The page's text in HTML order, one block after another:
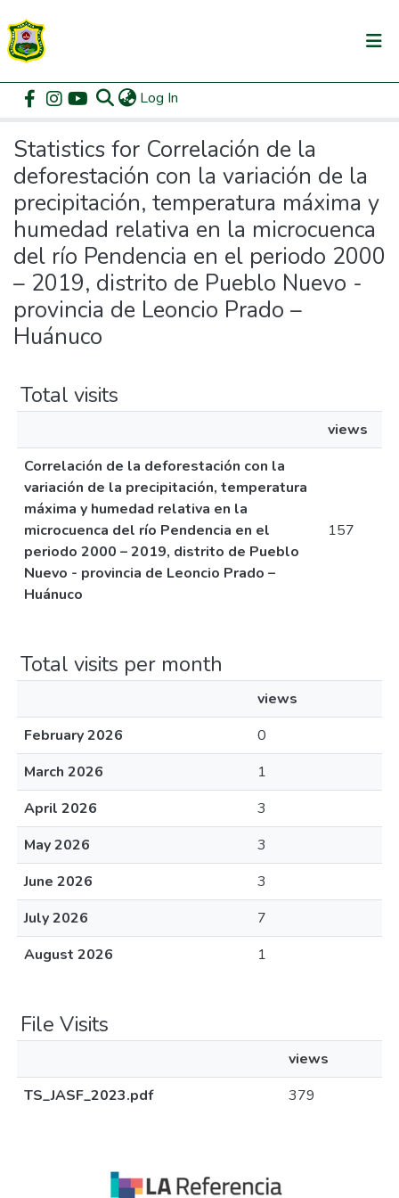
Log In
Communities & Collections
All of DSpace
Home Statistics
Statistics for Correlación de la
deforestación con la variación de la
precipitación, temperatura máxima y
humedad relativa en la microcuenca
del río Pendencia en el periodo 2000
– 2019, distrito de Pueblo Nuevo -
provincia de Leoncio Prado –
Huánuco
Total visits
views
Correlación de la deforestación con la
variación de la precipitación, temperatura
máxima y humedad relativa en la
microcuenca del río Pendencia en el
periodo 2000 – 2019, distrito de Pueblo
Nuevo - provincia de Leoncio Prado –
Huánuco
157
Total visits per month
views
February 2026
0
March 2026
1
April 2026
3
May 2026
3
June 2026
3
July 2026
7
August 2026
1
File Visits
views
TS_JASF_2023.pdf
379